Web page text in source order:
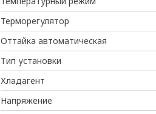
Терморегулятор
Оттайка автоматическая
Тип установки
Хладагент
Напряжение